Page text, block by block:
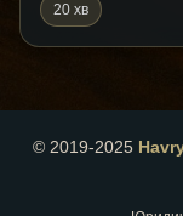
20 хв
© 2019-2025